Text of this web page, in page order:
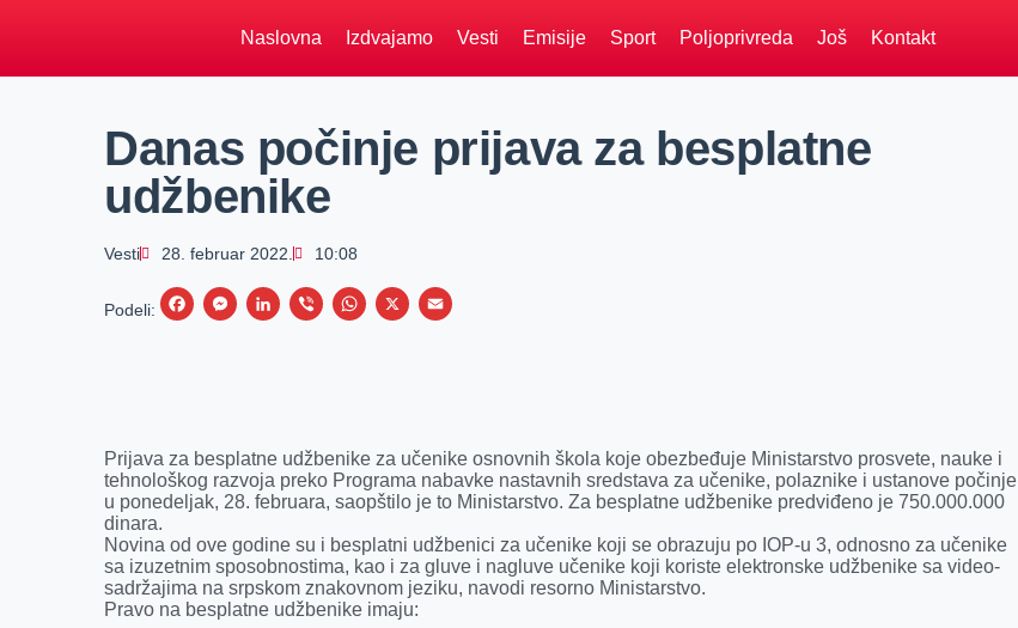
Naslovna Izdvajamo Vesti Emisije Sport Poljoprivreda Još Kontakt
Danas počinje prijava za besplatne
udžbenike
Vesti 28. februar 2022. 10:08
Podeli:
F
o
o
k
M
n
g
e
r
L
d
I
n
V
W
A
p
p
X
Prijava za besplatne udžbenike za učenike osnovnih škola koje obezbeđuje Ministarstvo prosvete, nauke i
tehnološkog razvoja preko Programa nabavke nastavnih sredstava za učenike, polaznike i ustanove počinje
u ponedeljak, 28. februara, saopštilo je to Ministarstvo. Za besplatne udžbenike predviđeno je 750.000.000
dinara.
Novina od ove godine su i besplatni udžbenici za učenike koji se obrazuju po IOP-u 3, odnosno za učenike
sa izuzetnim sposobnostima, kao i za gluve i nagluve učenike koji koriste elektronske udžbenike sa video-
sadržajima na srpskom znakovnom jeziku, navodi resorno Ministarstvo.
Pravo na besplatne udžbenike imaju: